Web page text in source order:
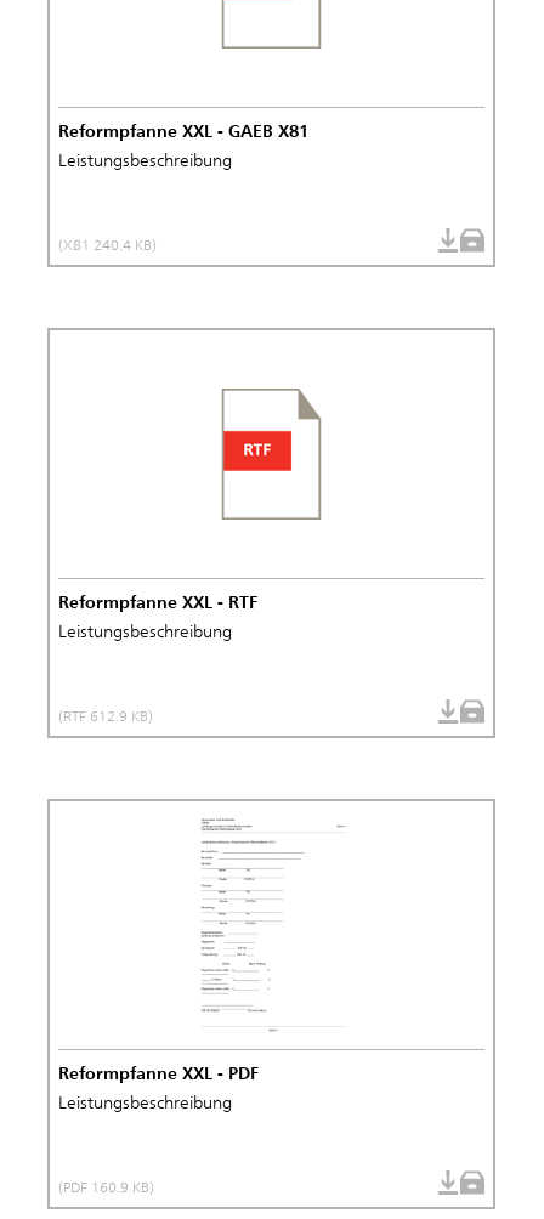
Reformpfanne XXL - GAEB X81
Leistungsbeschreibung
(X81 240.4 KB)
Reformpfanne XXL - RTF
Leistungsbeschreibung
(RTF 612.9 KB)
Reformpfanne XXL - PDF
Leistungsbeschreibung
(PDF 160.9 KB)